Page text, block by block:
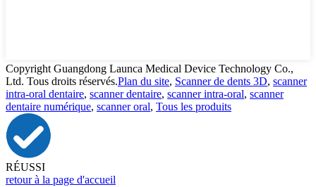
Copyright Guangdong Launca Medical Device Technology Co.,
Ltd. Tous droits réservés.Plan du site, Scanner de dents 3D, scanner
intra-oral dentaire, scanner dentaire, scanner intra-oral, scanner
dentaire numérique, scanner oral, Tous les produits
RÉUSSI
retour à la page d'accueil